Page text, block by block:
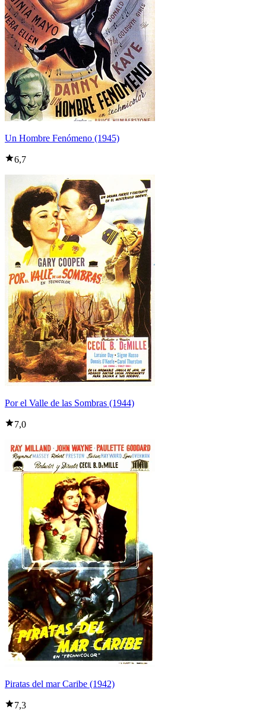
Un Hombre Fenómeno (1945)
6,7
Por el Valle de las Sombras (1944)
7,0
Piratas del mar Caribe (1942)
7,3